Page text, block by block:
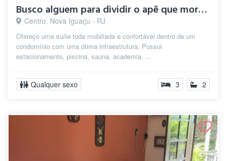
Busco alguem para dividir o apê que moro...
Centro, Nova Iguaçu - RJ
Ofereço uma suíte toda mobiliada e confortável dentro de um
condomínio com uma ótima infraestrutura. Possui
estacionamento, piscina, sauna, academia, ...
Qualquer sexo 3 2